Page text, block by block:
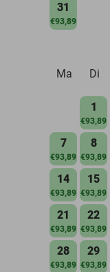
31
€93,89
Ma
Di
1
€93,89
7
€93,89
8
€93,89
14
€93,89
15
€93,89
21
€93,89
22
€93,89
28
€93,89
29
€93,89